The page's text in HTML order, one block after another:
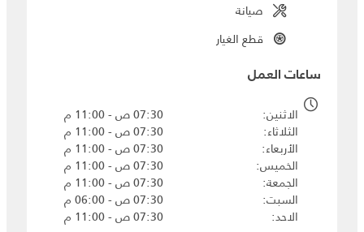
صيانة
قطع الغيار
ساعات العمل
الاثنين
07:30 ص - 11:00 م
الثلاثاء
07:30 ص - 11:00 م
الأربعاء
07:30 ص - 11:00 م
الخميس
07:30 ص - 11:00 م
الجمعة
07:30 ص - 11:00 م
السبت
07:30 ص - 06:00 م
الاحد
07:30 ص - 11:00 م